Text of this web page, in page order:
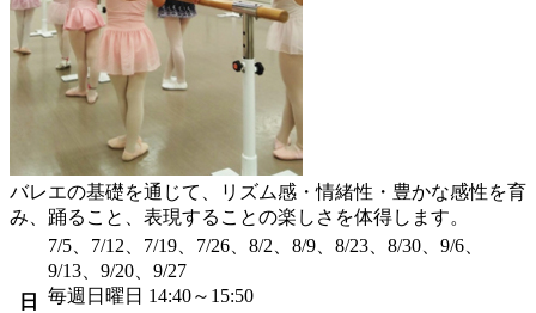
バレエの基礎を通じて、リズム感・情緒性・豊かな感性を育
み、踊ること、表現することの楽しさを体得します。
日
7/5、7/12、7/19、7/26、8/2、8/9、8/23、8/30、9/6、
9/13、9/20、9/27
毎週日曜日 14:40～15:50